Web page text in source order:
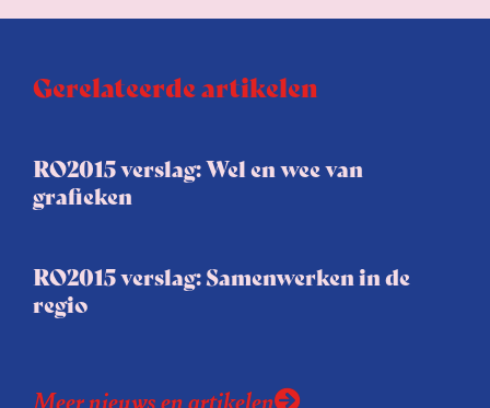
Gerelateerde artikelen
RO2015 verslag: Wel en wee van
grafieken
RO2015 verslag: Samenwerken in de
regio
Meer nieuws en artikelen